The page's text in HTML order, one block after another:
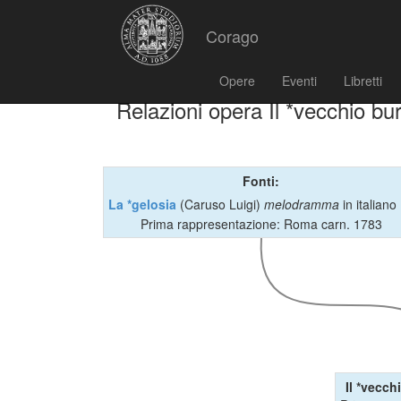
Corago
Opere Eventi Libretti
Relazioni opera Il *vecchio
Fonti:
La *gelosia (Caruso Luigi) melodramma in italiano
Prima rappresentazione: Roma carn. 1783
Il